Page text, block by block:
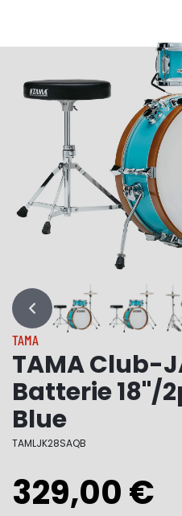
…
TAMA
TAMA Club-
Batterie 18"/
Blue
TAMLJK28SAQB
329,00 €